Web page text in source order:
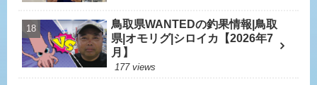
鳥取県WANTEDの釣果情報|鳥取
県|オモリグ|シロイカ【2026年7
月】
177 views